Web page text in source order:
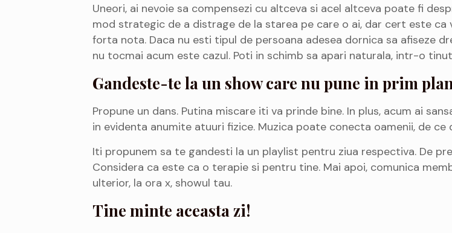
Uneori, ai nevoie sa compensezi cu altceva si acel altceva poate fi
mod strategic de a distrage de la starea pe care o ai, dar cert este ca
forta nota. Daca nu esti tipul de persoana adesea dornica sa afiseze
nu tocmai acum este cazul. Poti in schimb sa apari naturala, intr-o
Gandeste-te la un show care nu pune in prim
Propune un dans. Putina miscare iti va prinde bine. In plus, acum ai
in evidenta anumite atuuri fizice. Muzica poate conecta oamenii, de
Iti propunem sa te gandesti la un playlist pentru ziua respectiva. De
Considera ca este ca o terapie si pentru tine. Mai apoi, comunica
ulterior, la ora x, showul tau.
Tine minte aceasta zi!